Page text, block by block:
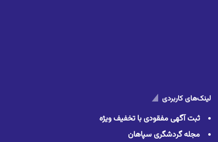
لینک‌های کاربردی
ثبت آگهی مفقودی با تخفیف ویژه
مجله گردشگری سپاهان